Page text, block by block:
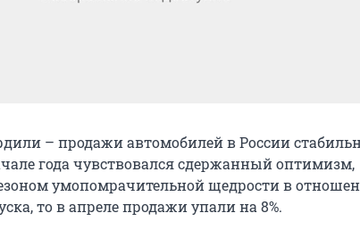
– продажи автомобилей в России
года чувствовался сдержанный оптимизм,
умопомрачительной щедрости в
то в апреле продажи упали на 8%.